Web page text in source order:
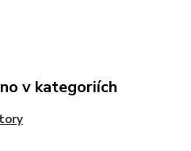
v kategoriích